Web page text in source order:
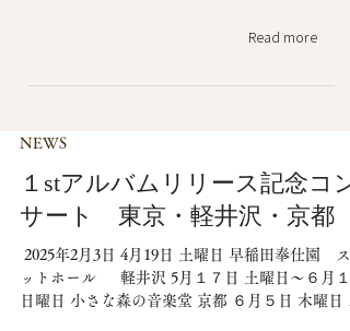
Read more
NEWS
１stアルバムリリース記念コン
サート 東京・軽井沢・京都
2025年2月3日 4月19日 土曜日 早稲田奉仕園 ス
ットホール 軽井沢 5月１７日 土曜日〜６月１
日曜日 小さな森の音楽堂 京都 ６月５日 木曜日